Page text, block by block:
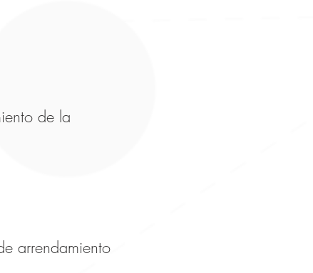
de la
arrendamiento